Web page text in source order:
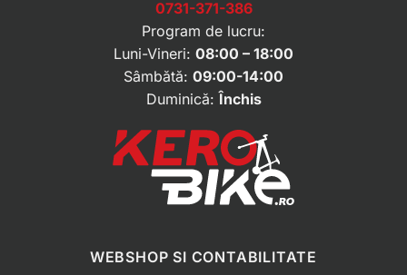
0731-371-386
Program de lucru:
Luni-Vineri: 08:00 – 18:00
Sâmbătă: 09:00-14:00
Duminică: Închis
WEBSHOP SI CONTABILITATE